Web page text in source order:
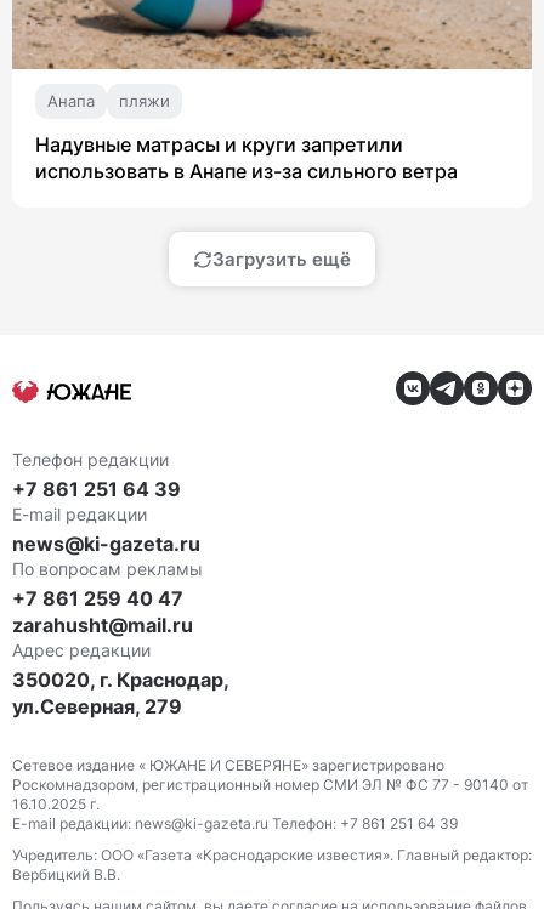
Анапа пляжи
Надувные матрасы и круги запретили
использовать в Анапе из-за сильного ветра
Загрузить ещё
Телефон редакции
+7 861 251 64 39
E-mail редакции
news@ki-gazeta.ru
По вопросам рекламы
+7 861 259 40 47
zarahusht@mail.ru
Адрес редакции
350020, г. Краснодар,
ул.Северная, 279
Сетевое издание « ЮЖАНЕ И СЕВЕРЯНЕ» зарегистрировано
Роскомнадзором, регистрационный номер СМИ ЭЛ № ФС 77 - 90140 от
16.10.2025 г.
E-mail редакции: news@ki-gazeta.ru Телефон: +7 861 251 64 39
Учредитель: ООО «Газета «Краснодарские известия». Главный редактор:
Вербицкий В.В.